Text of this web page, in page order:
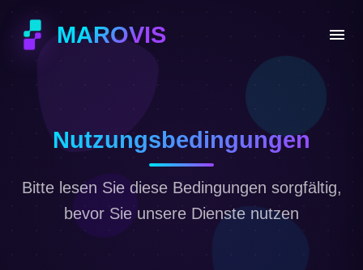
MAROVIS
Nutzungsbedingungen
Bitte lesen Sie diese Bedingungen sorgfältig,
bevor Sie unsere Dienste nutzen